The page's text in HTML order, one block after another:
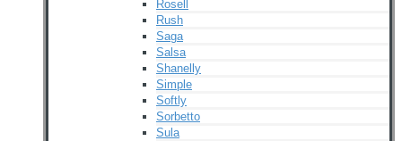
Rosell
Rush
Saga
Salsa
Shanelly
Simple
Softly
Sorbetto
Sula